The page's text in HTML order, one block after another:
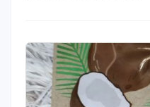
sprawia ,że dłonie są
,że sa lekko naolejowane .
szybko udało mi się
Ulubiony puder do
spreyu . Z denka jestem